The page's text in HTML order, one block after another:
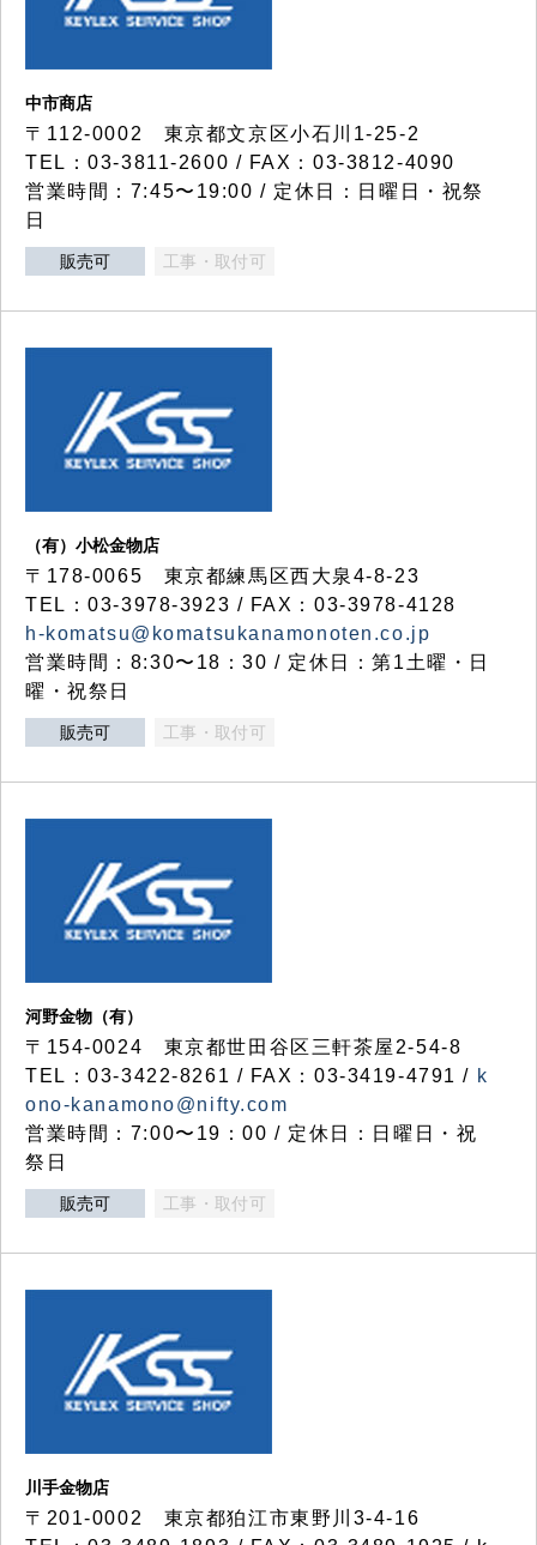
中市商店
〒112-0002 東京都文京区小石川1-25-2
TEL：03-3811-2600 / FAX：03-3812-4090
営業時間：7:45〜19:00 / 定休日：日曜日・祝祭
日
販売可 工事・取付可
（有）小松金物店
〒178-0065 東京都練馬区西大泉4-8-23
TEL：03-3978-3923 / FAX：03-3978-4128
h-komatsu@komatsukanamonoten.co.jp
営業時間：8:30〜18：30 / 定休日：第1土曜・日
曜・祝祭日
販売可 工事・取付可
河野金物（有）
〒154-0024 東京都世田谷区三軒茶屋2-54-8
TEL：03-3422-8261 / FAX：03-3419-4791 / k
ono-kanamono@nifty.com
営業時間：7:00〜19：00 / 定休日：日曜日・祝
祭日
販売可 工事・取付可
川手金物店
〒201-0002 東京都狛江市東野川3-4-16